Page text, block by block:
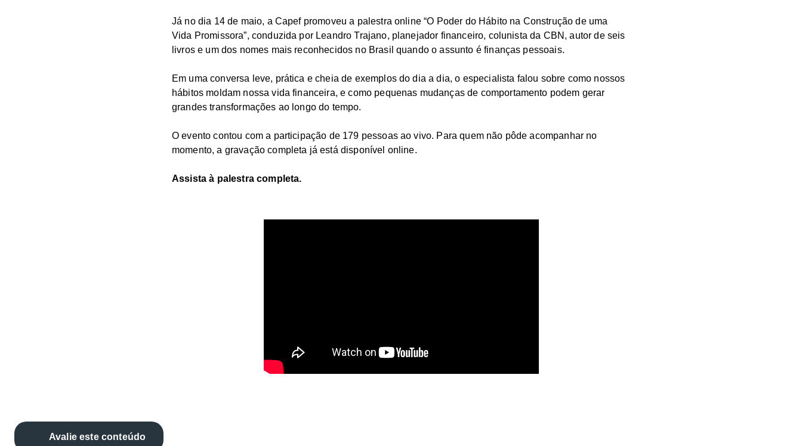
Já no dia 14 de maio, a Capef promoveu a palestra online “O Poder do Hábito na Construção de uma
Vida Promissora”, conduzida por Leandro Trajano, planejador financeiro, colunista da CBN, autor de seis
livros e um dos nomes mais reconhecidos no Brasil quando o assunto é finanças pessoais.
Em uma conversa leve, prática e cheia de exemplos do dia a dia, o especialista falou sobre como nossos
hábitos moldam nossa vida financeira, e como pequenas mudanças de comportamento podem gerar
grandes transformações ao longo do tempo.
O evento contou com a participação de 179 pessoas ao vivo. Para quem não pôde acompanhar no
momento, a gravação completa já está disponível online.
Assista à palestra completa.
Avalie este conteúdo